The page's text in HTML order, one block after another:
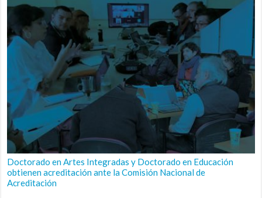
Doctorado en Artes Integradas y Doctorado en Educación
obtienen acreditación ante la Comisión Nacional de
Acreditación